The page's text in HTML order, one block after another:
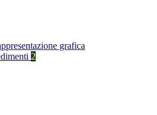
grafica
2